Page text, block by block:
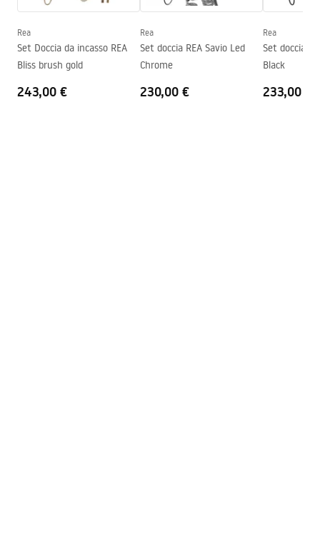
Direzione della cabina
Universale
Garanzia
Rivestimento Easy Clean
Sì, su un lato del vetro
Instrukcja_monta__u___cianki_Flexi.pdf
Rea
Set Doccia da incasso REA
Bliss brush gold
243,00 €
Rea
Set doccia REA Savio Led
Chrome
230,00 €
Rea
Set doccia
Black
233,00 €